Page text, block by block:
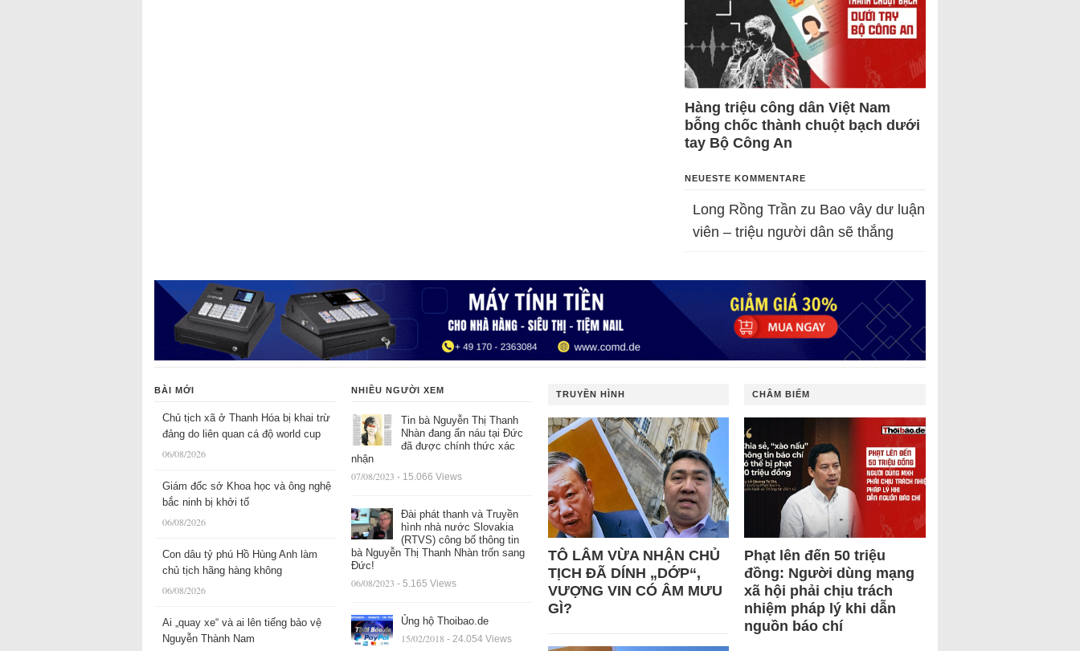
Hàng triệu công dân Việt Nam
bỗng chốc thành chuột bạch dưới
tay Bộ Công An
NEUESTE KOMMENTARE
Long Rồng Trần zu Bao vây dư luận
viên – triệu người dân sẽ thắng
BÀI MỚI
Chủ tịch xã ở Thanh Hóa bị khai trừ
đảng do liên quan cá độ world cup
06/08/2026
Giám đốc sở Khoa học và ông nghệ
bắc ninh bị khởi tố
06/08/2026
Con dâu tỷ phú Hồ Hùng Anh làm
chủ tịch hãng hàng không
06/08/2026
Ai „quay xe“ và ai lên tiếng bảo vệ
Nguyễn Thành Nam
NHIỀU NGƯỜI XEM
Tin bà Nguyễn Thị Thanh
Nhàn đang ẩn náu tại Đức
đã được chính thức xác
nhận
07/08/2023 - 15.066 Views
Đài phát thanh và Truyền
hình nhà nước Slovakia
(RTVS) công bố thông tin
bà Nguyễn Thị Thanh Nhàn trốn sang
Đức!
06/08/2023 - 5.165 Views
Ủng hộ Thoibao.de
15/02/2018 - 24.054 Views
TRUYỀN HÌNH
TÔ LÂM VỪA NHẬN CHỦ
TỊCH ĐÃ DÍNH „DỚP“,
VƯỢNG VIN CÓ ÂM MƯU
GÌ?
CHÂM BIẾM
Phạt lên đến 50 triệu
đồng: Người dùng mạng
xã hội phải chịu trách
nhiệm pháp lý khi dẫn
nguồn báo chí